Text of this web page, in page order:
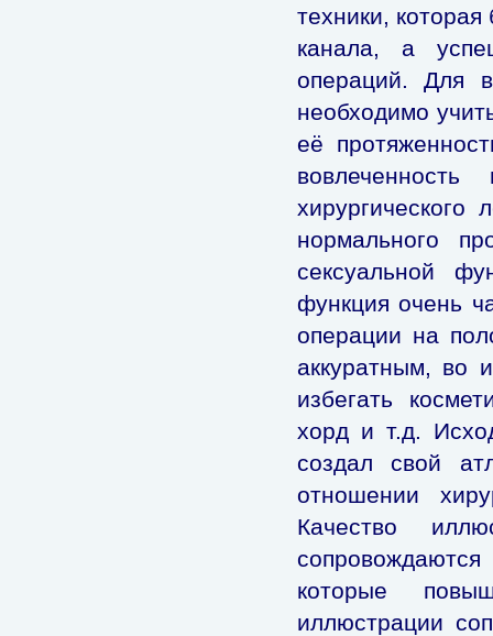
техники,
канала, а
операций. Для
необходимо
её
хирургического
нормального
сексуальной
функция очень
операции на
аккуратным, во
избегать
хорд и т.д.
создал свой
отношении
Качество
которые
иллюстрации